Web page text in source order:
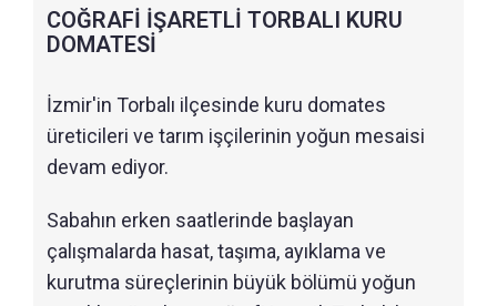
COĞRAFİ İŞARETLİ TORBALI KURU
DOMATESİ
İzmir'in Torbalı ilçesinde kuru domates
üreticileri ve tarım işçilerinin yoğun mesaisi
devam ediyor.
Sabahın erken saatlerinde başlayan
çalışmalarda hasat, taşıma, ayıklama ve
kurutma süreçlerinin büyük bölümü yoğun